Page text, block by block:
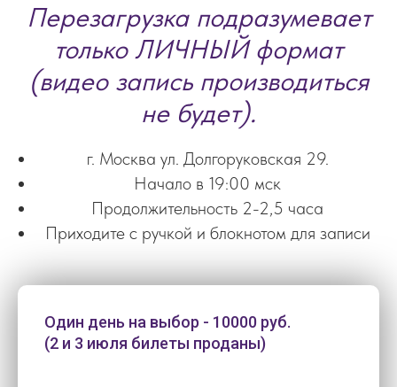
Перезагрузка подразумевает
только ЛИЧНЫЙ формат
(видео запись производиться
не будет).
г. Москва ул. Долгоруковская 29.
Начало в 19:00 мск
Продолжительность 2-2,5 часа
Приходите с ручкой и блокнотом для записи
Один день на выбор - 10000 руб.
(2 и 3 июля билеты проданы)